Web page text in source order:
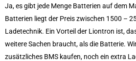
Ja, es gibt jede Menge Batterien auf dem
Batterien liegt der Preis zwischen 1500 –
Ladetechnik. Ein Vorteil der Liontron ist,
weitere Sachen braucht, als die Batterie.
zusätzliches BMS kaufen, noch ein extra